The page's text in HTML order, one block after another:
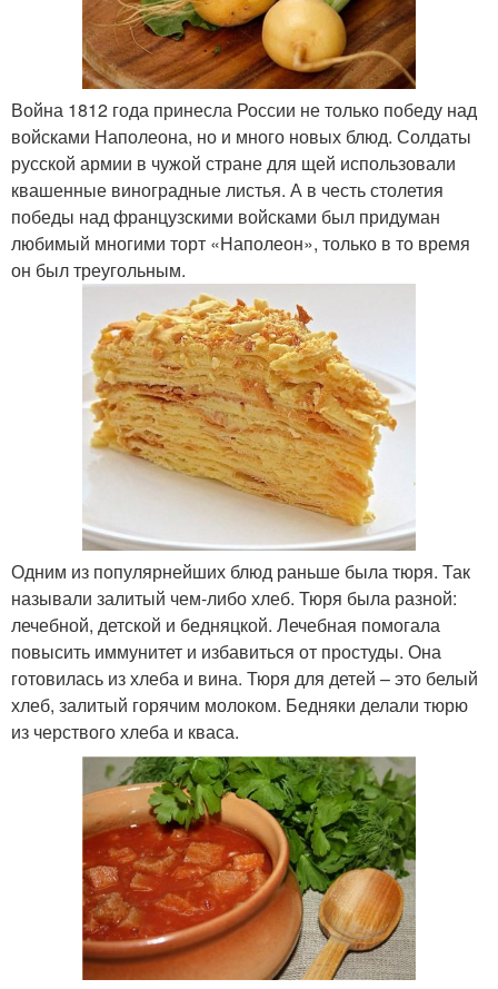
Война 1812 года принесла России не только победу над
войсками Наполеона, но и много новых блюд. Солдаты
русской армии в чужой стране для щей использовали
квашенные виноградные листья. А в честь столетия
победы над французскими войсками был придуман
любимый многими торт «Наполеон», только в то время
он был треугольным.
Одним из популярнейших блюд раньше была тюря. Так
называли залитый чем-либо хлеб. Тюря была разной:
лечебной, детской и бедняцкой. Лечебная помогала
повысить иммунитет и избавиться от простуды. Она
готовилась из хлеба и вина. Тюря для детей – это белый
хлеб, залитый горячим молоком. Бедняки делали тюрю
из черствого хлеба и кваса.